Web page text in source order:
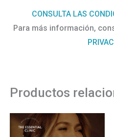
CONSULTA LAS
Para más información,
Productos